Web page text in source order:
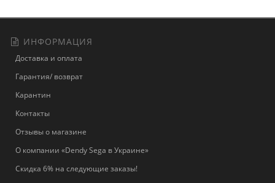
ИНФОРМАЦИЯ
Доставка и оплата
Гарантия/ возврат
Карантин
Контакты
Отзывы о магазине
О компании «Dendy Sega в Украине»
Скидка 6% на следующие заказы!